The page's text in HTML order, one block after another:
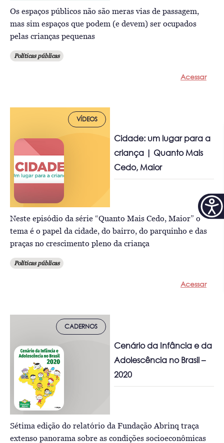
Os espaços públicos não são meras vias de passagem,
mas sim espaços que podem (e devem) ser ocupados
pelas crianças pequenas
Políticas públicas
Acessar
VÍDEOS
Cidade: um lugar para a
criança | Quanto Mais
Cedo, Maior
Neste episódio da série “Quanto Mais Cedo, Maior” o
tema é o papel da cidade, do bairro, do parquinho e das
praças no crescimento pleno da criança
Políticas públicas
Acessar
CADERNOS
Cenário da Infância e da
Adolescência no Brasil –
2020
Sétima edição do relatório da Fundação Abrinq traça
extenso panorama sobre as condições socioeconômicas